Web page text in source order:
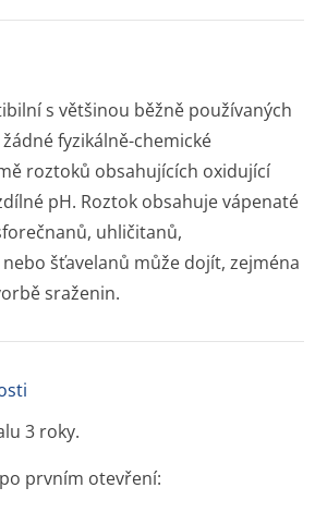
s většinou běžně používaných
fyzikálně-chemické
roztoků obsahujících oxidující
pH. Roztok obsahuje vápenaté
uhličitanů,
šťavelanů může dojít, zejména
sraženin.
3 roky.
prvním otevření: